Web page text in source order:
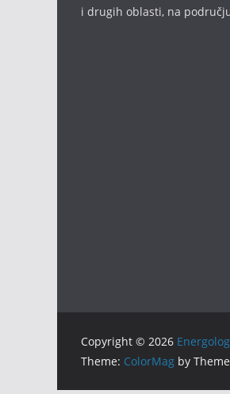
i drugih oblasti, na
Copyright © 2026
Theme: ColorMag by